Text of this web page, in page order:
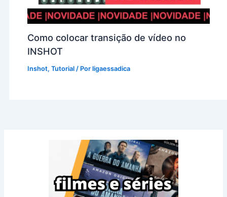
Como colocar transição de vídeo no
INSHOT
Inshot,Tutorial / Porligaessadica